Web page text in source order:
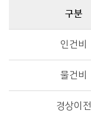
구분
인건비
물건비
경상이전